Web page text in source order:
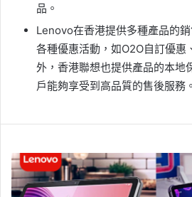
品。
Lenovo在香港提供多種產品的
各種優惠活動，如O2O自訂優
外，香港聯想也提供產品的本地
戶能夠享受到高品質的售後服務。